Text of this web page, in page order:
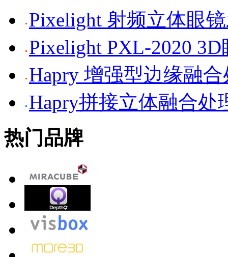
Pixelight 射频立体眼
Pixelight PXL-2020 3D
Hapry 增强型边缘融
Hapry拼接立体融合处
热门品牌